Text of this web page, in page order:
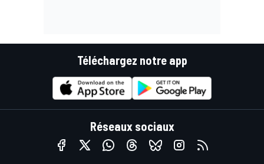
Téléchargez notre app
Réseaux sociaux